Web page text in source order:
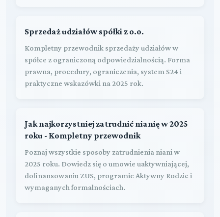
Sprzedaż udziałów spółki z o.o.
Kompletny przewodnik sprzedaży udziałów w
spółce z ograniczoną odpowiedzialnością. Forma
prawna, procedury, ograniczenia, system S24 i
praktyczne wskazówki na 2025 rok.
Jak najkorzystniej zatrudnić nianię w 2025
roku - Kompletny przewodnik
Poznaj wszystkie sposoby zatrudnienia niani w
2025 roku. Dowiedz się o umowie uaktywniającej,
dofinansowaniu ZUS, programie Aktywny Rodzic i
wymaganych formalnościach.